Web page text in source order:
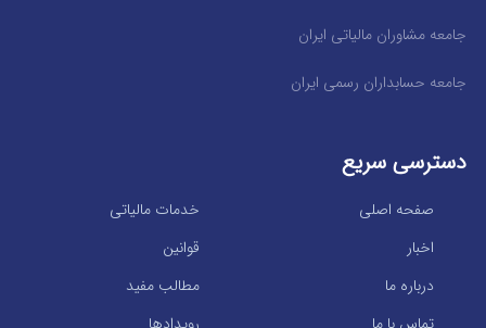
جامعه مشاوران مالیاتی ایران
جامعه حسابداران رسمی ایران
دسترسی سریع
خدمات مالیاتی
صفحه اصلی
قوانین
اخبار
مطالب مفید
درباره ما